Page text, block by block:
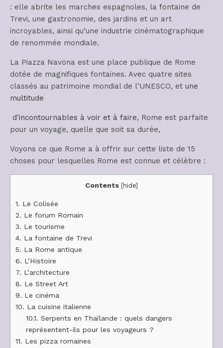
: elle abrite les marches espagnoles, la fontaine de
Trevi, une gastronomie, des jardins et un art
incroyables, ainsi qu’une industrie cinématographique
de renommée mondiale.
La Piazza Navona est une place publique de Rome
dotée de magnifiques fontaines. Avec quatre sites
classés au patrimoine mondial de l’UNESCO, et une
multitude
d’incontournables à voir et à faire, Rome est parfaite
pour un voyage, quelle que soit sa durée,
Voyons ce que Rome a à offrir sur cette liste de 15
choses pour lesquelles Rome est connue et célèbre :
Contents [hide]
1. Le Colisée
2. Le forum Romain
3. Le tourisme
4. La fontaine de Trevi
5. La Rome antique
6. L’Histoire
7. L’architecture
8. Le Street Art
9. Le cinéma
10. La cuisine italienne
10.1. Serpents en Thaïlande : quels dangers
représentent-ils pour les voyageurs ?
11. Les pizza romaines